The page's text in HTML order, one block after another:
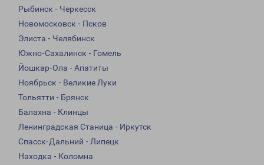
Рыбинск - Черкесск
Новомосковск - Псков
Элиста - Челябинск
Южно-Сахалинск - Гомель
Йошкар-Ола - Апатиты
Ноябрьск - Великие Луки
Тольятти - Брянск
Балахна - Клинцы
Ленинградская Станица - Иркутск
Спасск-Дальний - Липецк
Находка - Коломна